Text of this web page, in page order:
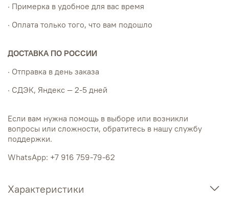
· Примерка в удобное для вас время
· Оплата только того, что вам подошло
ДОСТАВКА ПО РОССИИ
· Отправка в день заказа
· СДЭК, Яндекс — 2-5 дней
Если вам нужна помощь в выборе или возникли
вопросы или сложности, обратитесь в нашу службу
поддержки.
WhatsApp: +7 916 759-79-62
Характеристики